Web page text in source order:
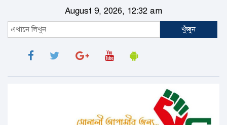
August 9, 2026, 12:32 am
খুঁজুন